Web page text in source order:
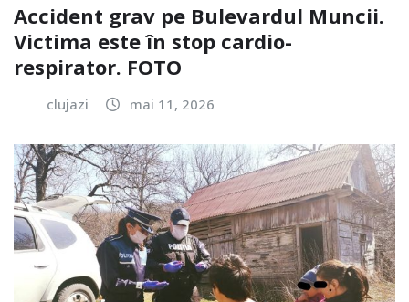
Accident grav pe Bulevardul Muncii.
Victima este în stop cardio-
respirator. FOTO
clujazi mai 11, 2026